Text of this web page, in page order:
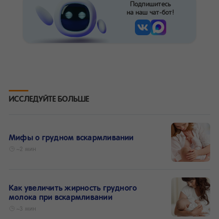
Подпишитесь
на наш чат-бот!
ИССЛЕДУЙТЕ БОЛЬШЕ
Мифы о грудном вскармливании
~2 мин
Как увеличить жирность грудного
молока при вскармливании
~3 мин